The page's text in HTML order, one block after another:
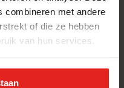
combineren met andere
of die ze hebben
van hun services.